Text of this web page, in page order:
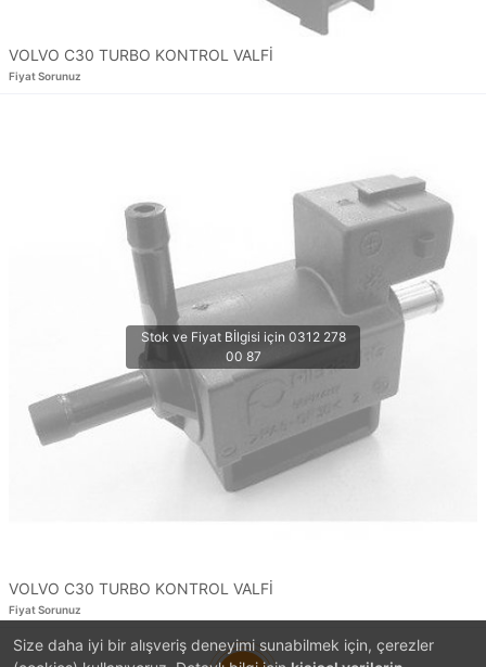
Size daha iyi bir alışveriş deneyimi sunabilmek için, çerezler
VOLVO C30 TURBO KONTROL VALFİ
Fiyat Sorunuz
VOLVO C30 TURBO KONTROL VALFİ
Fiyat Sorunuz
1